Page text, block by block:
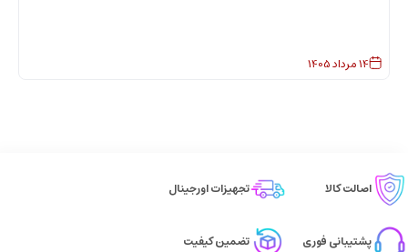
14مرداد1405
اصالت کالا تجهیزات اورجینال
پشتیبانی فوری تضمین کیفیت